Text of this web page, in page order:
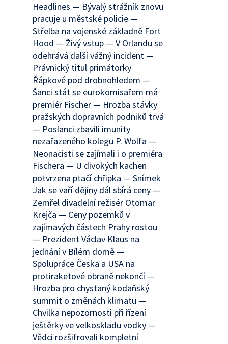
Headlines — Bývalý strážník znovu
pracuje u městské policie —
Střelba na vojenské základně Fort
Hood — Živý vstup — V Orlandu se
odehrává další vážný incident —
Právnický titul primátorky
Řápkové pod drobnohledem —
Šanci stát se eurokomisařem má
premiér Fischer — Hrozba stávky
pražských dopravních podniků trvá
— Poslanci zbavili imunity
nezařazeného kolegu P. Wolfa —
Neonacisti se zajímali i o premiéra
Fischera — U divokých kachen
potvrzena ptačí chřipka — Snímek
Jak se vaří dějiny dál sbírá ceny —
Zemřel divadelní režisér Otomar
Krejča — Ceny pozemků v
zajímavých částech Prahy rostou
— Prezident Václav Klaus na
jednání v Bílém domě —
Spolupráce Česka a USA na
protiraketové obraně nekončí —
Hrozba pro chystaný kodaňský
summit o změnách klimatu —
Chvilka nepozornosti při řízení
ještěrky ve velkoskladu vodky —
Vědci rozšifrovali kompletní